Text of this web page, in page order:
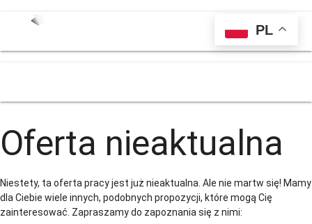
menu
Oferta nieaktualna
Niestety, ta oferta pracy jest już nieaktualna. Ale nie martw się! Mamy
dla Ciebie wiele innych, podobnych propozycji, które mogą Cię
zainteresować. Zapraszamy do zapoznania się z nimi:
PL